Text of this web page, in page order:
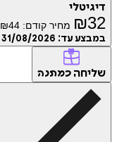
דיגיטלי
₪32 מחיר קודם: ₪44
במבצע עד: 31/08/2026
שליחה כמתנה